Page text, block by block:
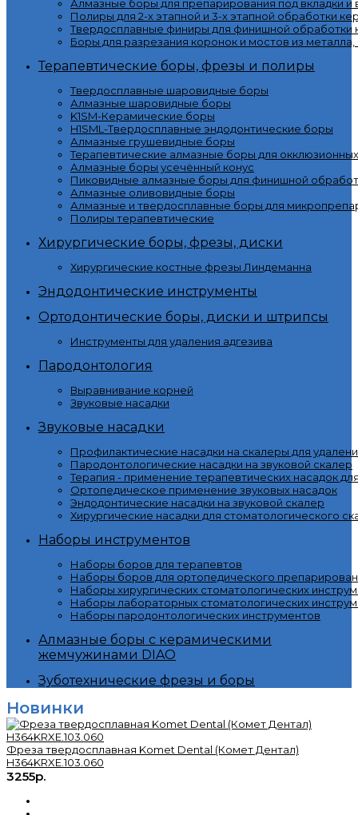
Алмазные боры для препарирования под вкладки и
Полиры для 2-х этапной и 3-х этапной обработки
Твердосплавные финиры для финишной обработки
Боры для разрезания коронок и мостов из
Терапевтические боры, фрезы и полиры
Твердосплавные шаровидные боры
Алмазные шаровидные боры
K1SM-Керамические боры
H1SML-Твердосплавные эндодонтические боры
Алмазные грушевидные боры
Терапевтические алмазные боры для
Алмазные боры усечённый конус
Пиковидные алмазные боры для финишной
Алмазные оливовидные боры
Алмазные и твердосплавные боры для
Полиры терапевтические
Хирургические боры, фрезы, диски
Хирургические костные фрезы Линдеманна
Эндодонтические инструменты
Ортодонтические боры, диски и штрипсы
Инструменты для удаления адгезива
Пародонтология
Выравнивание корней
Звуковые насадки
Звуковые насадки
Профилактические насадки на скалеры для
Пародонтологические насадки на звуковой скалер
Терапия - применение терапевтических насадок
Ортопедическое применение звуковых насадок
Эндодонтические насадки на звуковой скалер
Хирургические насадки для стоматологического
Наборы инструментов
Наборы боров для терапевтов
Наборы боров для ортопедического
Наборы хирургических стоматологических
Наборы лабораторных стоматологических
Наборы пародонтологических инструментов
Алмазные боры с керамическими
жемчужинами DIAO
Зуботехнические фрезы и боры
Новинки
Фреза твердосплавная Komet Dental (Комет Дентал)
H364KRXE.103.060
3255р.